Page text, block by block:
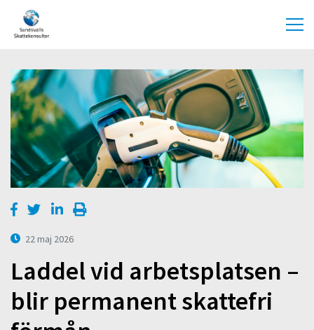
22 maj 2026
Laddel vid arbetsplatsen –
blir permanent skattefri